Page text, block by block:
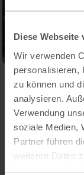
Diese Webseite
Wir verwenden
personalisieren,
zu können und
analysieren.
Verwendung
soziale Medien,
Partner führen
weiteren Daten